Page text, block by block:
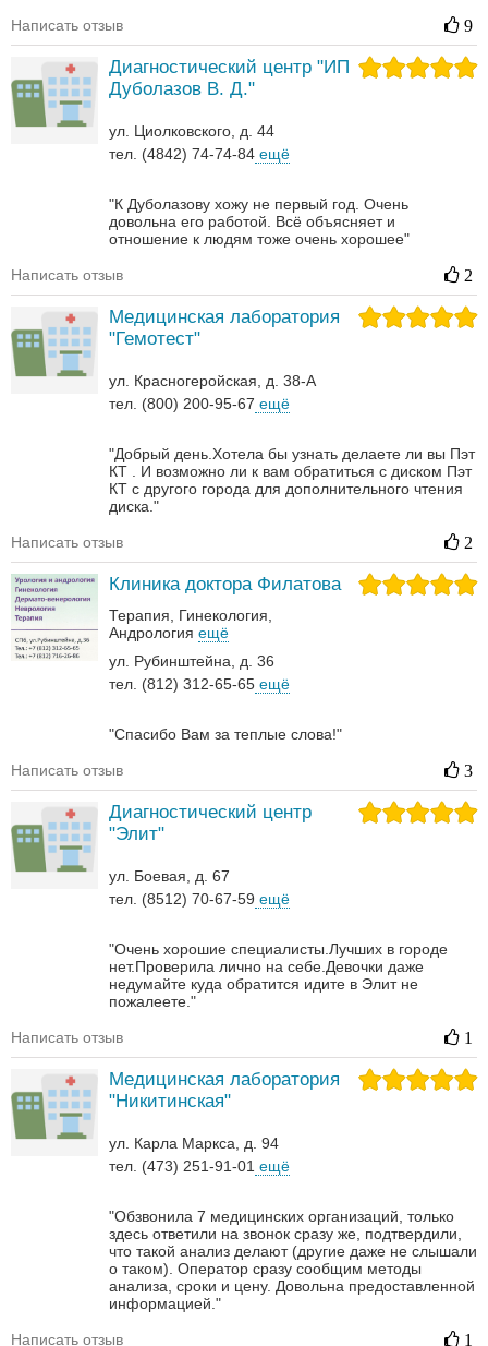
Написать отзыв 9
Диагностический центр "ИП
Дуболазов В. Д."
ул. Циолковского, д. 44
тел. (4842) 74-74-84 ещё
"К Дуболазову хожу не первый год. Очень
довольна его работой. Всё объясняет и
отношение к людям тоже очень хорошее"
Написать отзыв 2
Медицинская лаборатория
"Гемотест"
ул. Красногеройская, д. 38-А
тел. (800) 200-95-67 ещё
"Добрый день.Хотела бы узнать делаете ли вы Пэт
КТ . И возможно ли к вам обратиться с диском Пэт
КТ с другого города для дополнительного чтения
диска."
Написать отзыв 2
Клиника доктора Филатова
Терапия
Гинекология
Андрология‎ ещё
ул. Рубинштейна, д. 36
тел. (812) 312-65-65 ещё
"Спасибо Вам за теплые слова!"
Написать отзыв 3
Диагностический центр
"Элит"
ул. Боевая, д. 67
тел. (8512) 70-67-59 ещё
"Очень хорошие специалисты.Лучших в городе
нет.Проверила лично на себе.Девочки даже
недумайте куда обратится идите в Элит не
пожалеете."
Написать отзыв 1
Медицинская лаборатория
"Никитинская"
ул. Карла Маркса, д. 94
тел. (473) 251-91-01 ещё
"Обзвонила 7 медицинских организаций, только
здесь ответили на звонок сразу же, подтвердили,
что такой анализ делают (другие даже не слышали
о таком). Оператор сразу сообщим методы
анализа, сроки и цену. Довольна предоставленной
информацией."
Написать отзыв 1